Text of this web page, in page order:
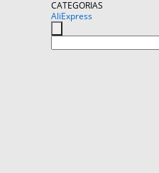
CATEGORIAS
AliExpress